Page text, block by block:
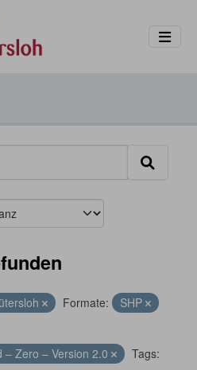
Formate:
SHP
– Zero – Version 2.0
Tags: